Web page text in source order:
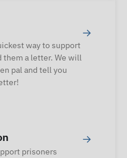
way to support
them a letter. We will
pal and tell you
→
prisoners
→